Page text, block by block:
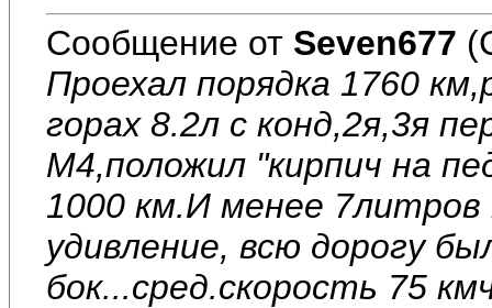
Сообщение от Seven677
Проехал порядка 1760
горах 8.2л с конд,2я,3я
М4,положил "кирпич на
1000 км.И менее
удивление, всю дорогу
бок...сред.скорость 75